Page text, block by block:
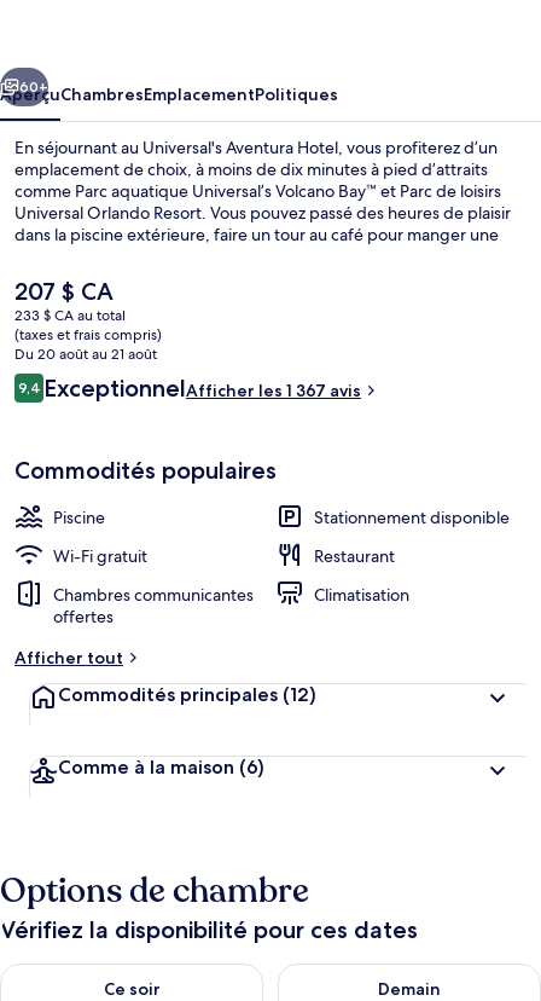
Suivant
60+
AperçuChambresEmplacementPolitiques
En séjournant au Universal's Aventura Hotel, vous profiterez d’un
emplacement de choix, à moins de dix minutes à pied d’attraits
comme Parc aquatique Universal’s Volcano Bay™ et Parc de loisirs
Universal Orlando Resort. Vous pouvez passé des heures de plaisir
dans la piscine extérieure, faire un tour au café pour manger une
salons. Parmi les autres caractéristiques figurent un bar attenant à la
piscine, un centre d’entraînement physique et une baignoire à
remous. Les autres voyageurs apprécient vraiment le personnel
serviable et l’emplacement.
Le
prix
actuel
est
de 207 $ CA
207 $ CA
233 $ CA au total
(taxes et frais compris)
Du 20 août au 21 août
Avis
9,49,4 sur 10 –
ExceptionnelAfficher les 1 367 avis
Commodités populaires
Piscine
Stationnement disponible
Wi-Fi gratuit
Restaurant
Chambres communicantes
offertes
Climatisation
Afficher tout
Commodités principales (12)
Comme à la maison (6)
Options de chambre
Vérifiez la disponibilité pour ces dates
Ce soir
Vérifier la disponibilité pour ce soir août 9 - août 10
Demain
Vérifier la disponibilité pour